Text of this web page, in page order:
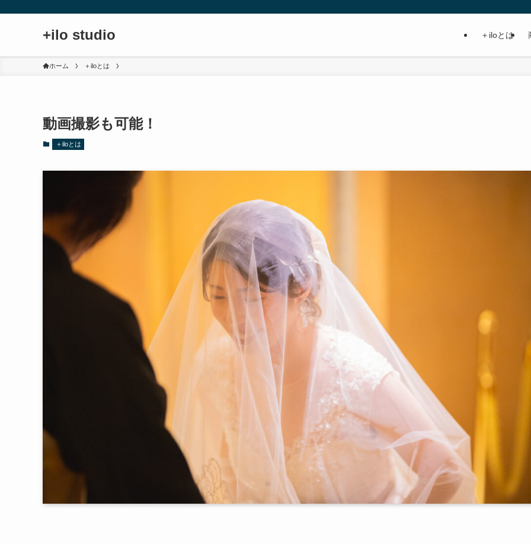
+ilo studio ＋iloとは
ホーム ＋iloとは
動画撮影も可能！
＋iloとは